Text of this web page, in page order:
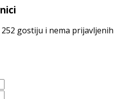
gostiju i nema prijavljenih